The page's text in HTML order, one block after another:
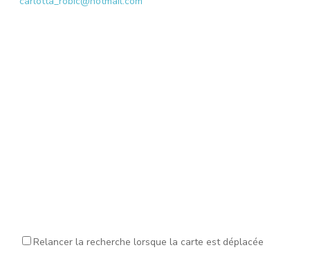
Relancer la recherche lorsque la carte est déplacée